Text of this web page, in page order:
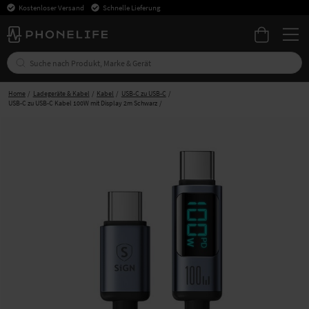
Kostenloser Versand Schnelle Lieferung
Home Ladegeräte & Kabel Kabel
USB-C zu USB-C
USB-C zu USB-C Kabel 100W mit Display 2m Schwarz